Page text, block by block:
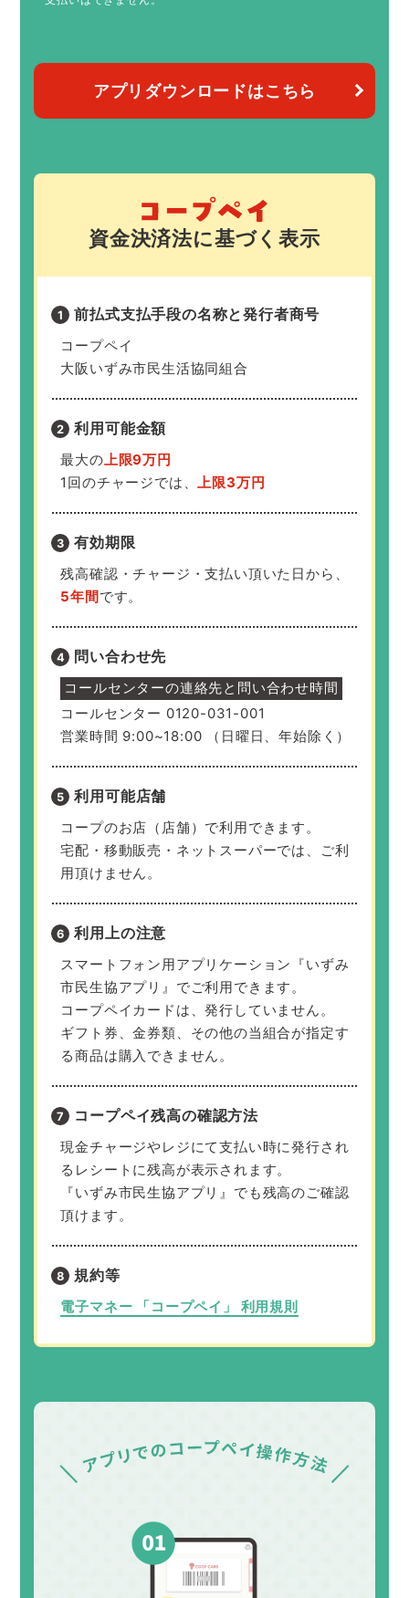
アプリダウンロードはこちら
資金決済法に基づく表示
前払式支払手段の名称と発行者商号
コープペイ
大阪いずみ市民生活協同組合
利用可能金額
最大の上限9万円
1回のチャージでは、上限3万円
有効期限
残高確認・チャージ・支払い頂いた日から、
5年間 です。
問い合わせ先
コールセンターの連絡先と問い合わせ時間
コールセンター 0120-031-001
営業時間 9:00~18:00 （日曜日、年始除く）
利用可能店舗
コープのお店（店舗）で利用できます。
宅配・移動販売・ネットスーパーでは、ご利
用頂けません。
利用上の注意
スマートフォン用アプリケーション『いずみ
市民生協アプリ』でご利用できます。
コープペイカードは、発行していません。
ギフト券、金券類、その他の当組合が指定す
る商品は購入できません。
コープペイ残高の確認方法
現金チャージやレジにて支払い時に発行され
るレシートに残高が表示されます。
『いずみ市民生協アプリ』でも残高のご確認
頂けます。
規約等
電子マネー 「コープペイ」 利用規則